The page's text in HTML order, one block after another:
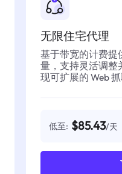
无限住宅代理
基于带宽的计费提
量，支持灵活调整
现可扩展的 Web 抓
低至: $85.43/天